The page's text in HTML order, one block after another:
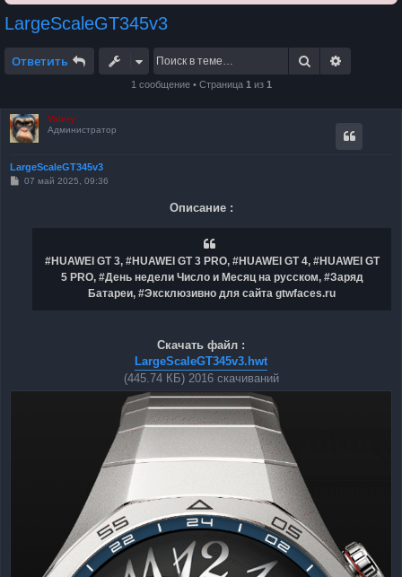
LargeScaleGT345v3
Ответить Поиск
1 сообщение • Страница 1 из 1
Valery
Администратор
LargeScaleGT345v3
С07 май 2025, 09:36
Описание :
#HUAWEI GT 3, #HUAWEI GT 3 PRO, #HUAWEI GT 4, #HUAWEI GT
5 PRO, #День недели Число и Месяц на русском, #Заряд
Батареи, #Эксклюзивно для сайта gtwfaces.ru
Скачать файл :
LargeScaleGT345v3.hwt
(445.74 КБ) 2016 скачиваний